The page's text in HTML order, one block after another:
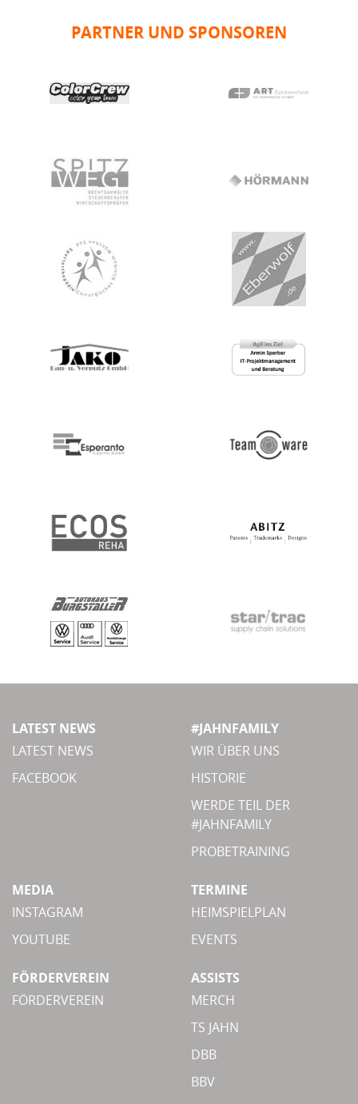
PARTNER UND SPONSOREN
LATEST NEWS
LATEST NEWS
FACEBOOK
#JAHNFAMILY
WIR ÜBER UNS
HISTORIE
WERDE TEIL DER
#JAHNFAMILY
PROBETRAINING
MEDIA
INSTAGRAM
YOUTUBE
TERMINE
HEIMSPIELPLAN
EVENTS
FÖRDERVEREIN
FÖRDERVEREIN
ASSISTS
MERCH
TS JAHN
DBB
BBV